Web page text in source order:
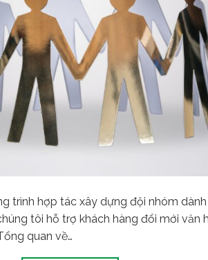
trình hợp tác xây dựng đội nhóm
tôi hỗ trợ khách hàng đổi mới văn
quan về…